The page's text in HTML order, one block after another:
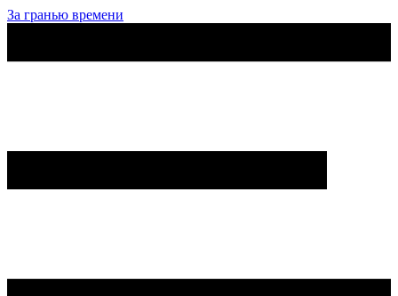
За гранью времени